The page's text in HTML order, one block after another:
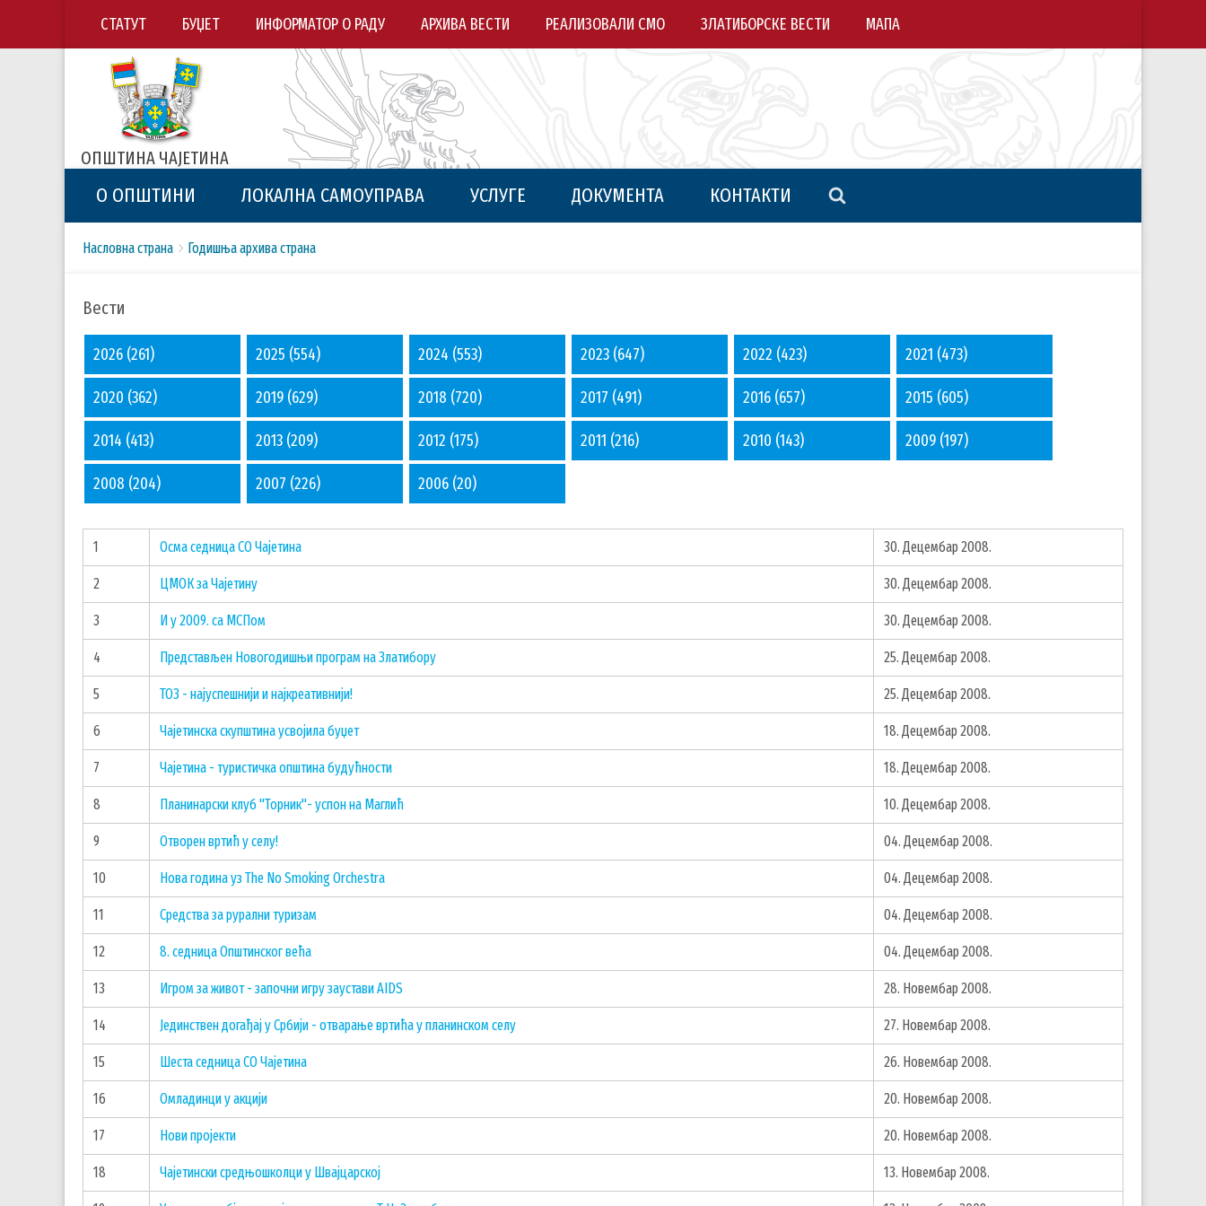
СТАТУТ БУЏЕТ ИНФОРМАТОР О РАДУ АРХИВА ВЕСТИ РЕАЛИЗОВАЛИ СМО ЗЛАТИБОРСКЕ ВЕСТИ МАПА
ОПШТИНА ЧАЈЕТИНА
О ОПШТИНИ ЛОКАЛНА САМОУПРАВА УСЛУГЕ ДОКУМЕНТА КОНТАКТИ
Breadcrumbs
You
Насловна страна Годишња архива страна
Вести
2026 (261) 2025 (554) 2024 (553) 2023 (647) 2022 (423) 2021 (473)
2020 (362) 2019 (629) 2018 (720) 2017 (491) 2016 (657) 2015 (605)
2014 (413) 2013 (209) 2012 (175) 2011 (216) 2010 (143) 2009 (197)
2008 (204) 2007 (226) 2006 (20)
1 Осма седница СО Чајетина 30. Децембар 2008.
2 ЦМОК за Чајетину 30. Децембар 2008.
3 И у 2009. са МСПом 30. Децембар 2008.
4 Представљен Новогодишњи програм на Златибору 25. Децембар 2008.
5 ТОЗ - најуспешнији и најкреативнији! 25. Децембар 2008.
6 Чајетинска скупштина усвојила буџет 18. Децембар 2008.
7 Чајетина - туристичка општина будућности 18. Децембар 2008.
8 Планинарски клуб "Торник"- успон на Маглић 10. Децембар 2008.
9 Отворен вртић у селу! 04. Децембар 2008.
10 Нова година уз The No Smoking Orchestra 04. Децембар 2008.
11 Средства за рурални туризам 04. Децембар 2008.
12 8. седница Општинског већа 04. Децембар 2008.
13 Игром за живот - започни игру заустави AIDS 28. Новембар 2008.
14 Јединствен догађај у Србији - отварање вртића у планинском селу 27. Новембар 2008.
15 Шеста седница СО Чајетина 26. Новембар 2008.
16 Омладинци у акцији 20. Новембар 2008.
17 Нови пројекти 20. Новембар 2008.
18 Чајетински средњошколци у Швајцарској 13. Новембар 2008.